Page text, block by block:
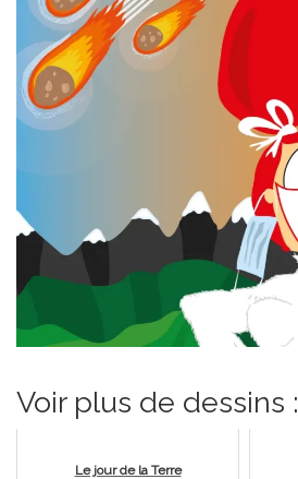
Voir plus de dessins :
Le jour de la Terre